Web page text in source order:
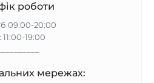
роботи
09:00-20:00
11:00-19:00
мережах: